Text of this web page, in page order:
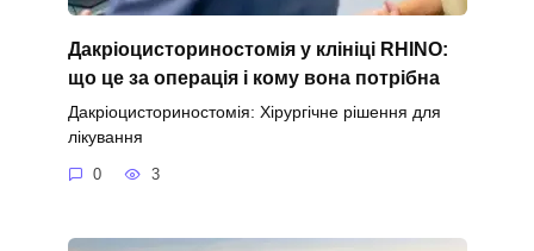
Дакріоцисториностомія у клініці RHINO:
що це за операція і кому вона потрібна
Дакріоцисториностомія: Хірургічне рішення для
лікування
0 3